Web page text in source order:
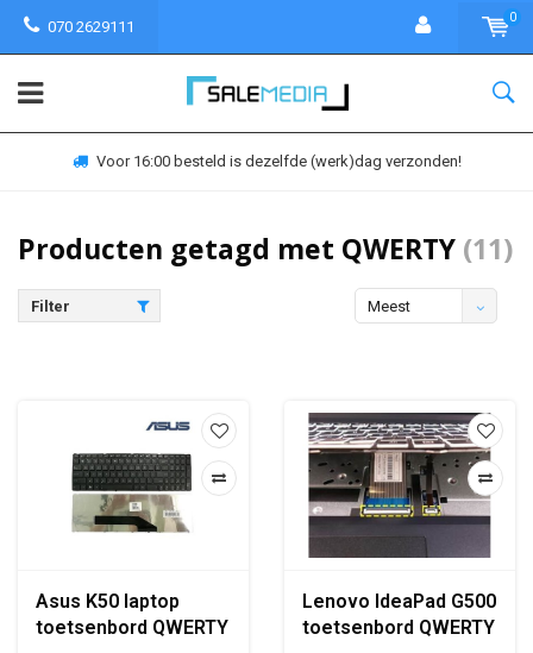
070 2629111
0
Voor 16:00 besteld is dezelfde (werk)dag verzonden!
Producten getagd met QWERTY (11)
Filter
Meest
Asus K50 laptop
toetsenbord QWERTY
Lenovo IdeaPad G500
toetsenbord QWERTY